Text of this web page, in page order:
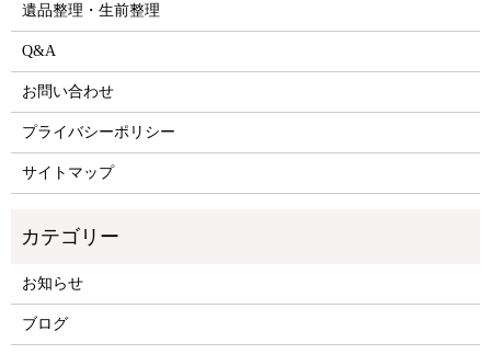
遺品整理・生前整理
Q&A
お問い合わせ
プライバシーポリシー
サイトマップ
お知らせ
ブログ